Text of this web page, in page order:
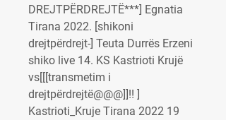
DREJTPËRDREJTË***] Egnatia
Tirana 2022. [shikoni
drejtpërdrejt-] Teuta Durrës Erzeni
shiko live 14. KS Kastrioti Krujë
vs[[[transmetim i
drejtpërdrejtë@@@]]!! ]
Kastrioti_Kruje Tirana 2022 19